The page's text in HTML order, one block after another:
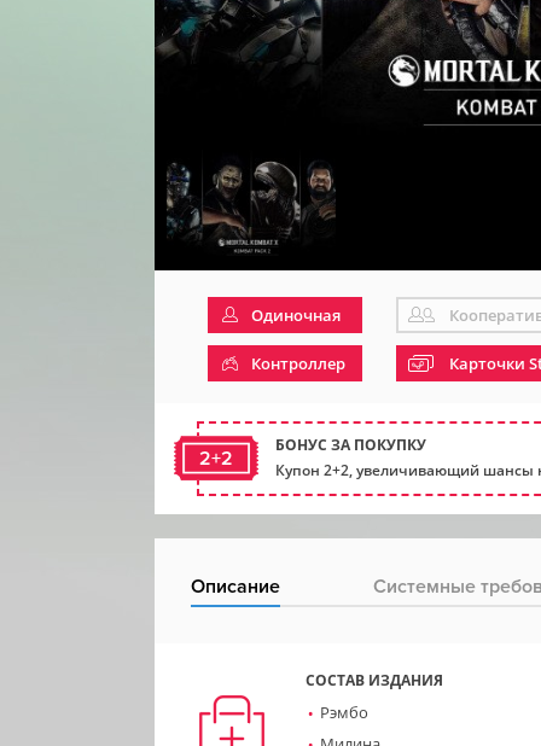
Одиночная
Контроллер Карточки
2+2
БОНУС ЗА ПОКУПКУ
Купон 2+2, увеличивающий шансы
Описание Системные
СОСТАВ ИЗДАНИЯ
Рэмбо